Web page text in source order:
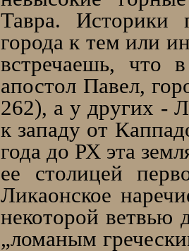
Тавра. Историки
города к тем или
встречаешь, что
апостол Павел,
262), a у других -
к западу от
года до РХ эта
ее столицей
Ликаонское
некоторой ветвью
„ломаным